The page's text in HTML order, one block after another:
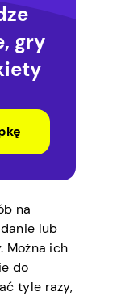
gry
na
lub
Można ich
do
tyle razy,